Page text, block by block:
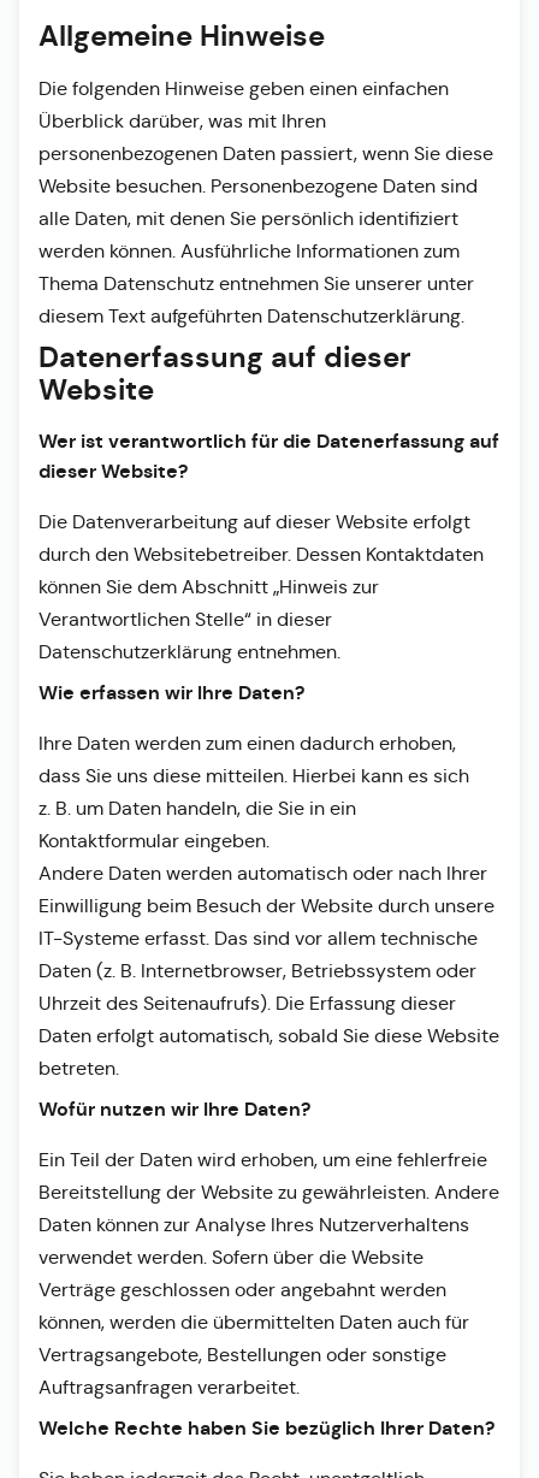
Allgemeine Hinweise
Die folgenden Hinweise geben einen einfachen
Überblick darüber, was mit Ihren
personenbezogenen Daten passiert, wenn Sie diese
Website besuchen. Personenbezogene Daten sind
alle Daten, mit denen Sie persönlich identifiziert
werden können. Ausführliche Informationen zum
Thema Datenschutz entnehmen Sie unserer unter
diesem Text aufgeführten Datenschutzerklärung.
Datenerfassung auf dieser
Website
Wer ist verantwortlich für die Datenerfassung auf
dieser Website?
Die Datenverarbeitung auf dieser Website erfolgt
durch den Websitebetreiber. Dessen Kontaktdaten
können Sie dem Abschnitt „Hinweis zur
Verantwortlichen Stelle“ in dieser
Datenschutzerklärung entnehmen.
Wie erfassen wir Ihre Daten?
Ihre Daten werden zum einen dadurch erhoben,
dass Sie uns diese mitteilen. Hierbei kann es sich
z. B. um Daten handeln, die Sie in ein
Kontaktformular eingeben.
Andere Daten werden automatisch oder nach Ihrer
Einwilligung beim Besuch der Website durch unsere
IT-Systeme erfasst. Das sind vor allem technische
Daten (z. B. Internetbrowser, Betriebssystem oder
Uhrzeit des Seitenaufrufs). Die Erfassung dieser
Daten erfolgt automatisch, sobald Sie diese Website
betreten.
Wofür nutzen wir Ihre Daten?
Ein Teil der Daten wird erhoben, um eine fehlerfreie
Bereitstellung der Website zu gewährleisten. Andere
Daten können zur Analyse Ihres Nutzerverhaltens
verwendet werden. Sofern über die Website
Verträge geschlossen oder angebahnt werden
können, werden die übermittelten Daten auch für
Vertragsangebote, Bestellungen oder sonstige
Auftragsanfragen verarbeitet.
Welche Rechte haben Sie bezüglich Ihrer Daten?